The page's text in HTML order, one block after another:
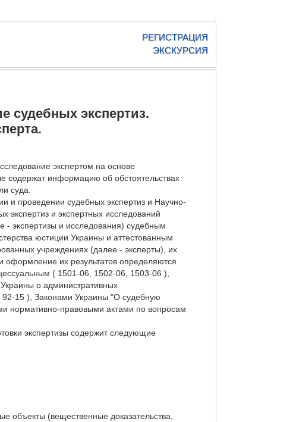
РЕГИСТРАЦИЯ
ЭКСКУРСИЯ
судебных экспертиз.
экспертом на основе
содержат информацию об обстоятельствах
суда.
и проведении судебных экспертиз и Научно-
экспертиз и экспертных исследований
- экспертизы и исследования) судебным
юстиции Украины и аттестованным
учреждениях (далее - эксперты), их
оформление их результатов определяются
( 1501-06, 1502-06, 1503-06 ),
о административных
15 ), Законами Украины "О судебную
нормативно-правовыми актами по вопросам
экспертизы содержит следующие
объекты (вещественные доказательства,